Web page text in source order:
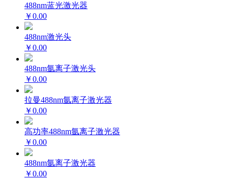
488nm蓝光激光器
￥0.00
488nm激光头
￥0.00
488nm氩离子激光头
￥0.00
拉曼488nm氩离子激光器
￥0.00
高功率488nm氩离子激光器
￥0.00
488nm氩离子激光器
￥0.00